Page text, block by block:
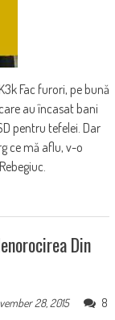
Fac furori, pe bună
au încasat bani
pentru tefelei. Dar
ce mă aflu, v-o
Din
28, 2015
8